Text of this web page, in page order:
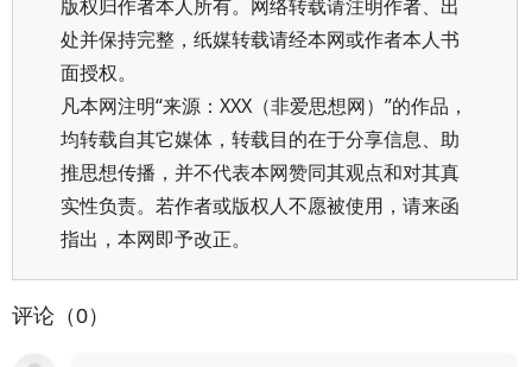
版权归作者本人所有。网络转载请注明作者、出
处并保持完整，纸媒转载请经本网或作者本人书
面授权。
凡本网注明“来源：XXX（非爱思想网）”的作品，
均转载自其它媒体，转载目的在于分享信息、助
推思想传播，并不代表本网赞同其观点和对其真
实性负责。若作者或版权人不愿被使用，请来函
指出，本网即予改正。
评论（0）